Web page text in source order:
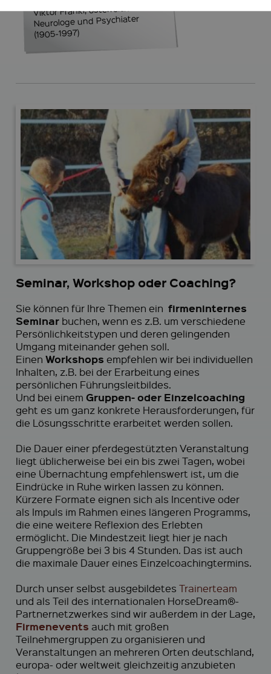
Viktor Frankl, österreichischer
Neurologe und Psychiater
(1905-1997)
Seminar, Workshop oder Coaching?
Sie können für Ihre Themen ein firmeninternes
Seminar buchen, wenn es z.B. um verschiedene
Persönlichkeitstypen und deren gelingenden
Umgang miteinander gehen soll.
Einen Workshops empfehlen wir bei individuellen
Inhalten, z.B. bei der Erarbeitung eines
persönlichen Führungsleitbildes.
Und bei einem Gruppen- oder Einzelcoaching
geht es um ganz konkrete Herausforderungen, für
die Lösungsschritte erarbeitet werden sollen.
Die Dauer einer pferdegestützten Veranstaltung
liegt üblicherweise bei ein bis zwei Tagen, wobei
eine Übernachtung empfehlenswert ist, um die
Eindrücke in Ruhe wirken lassen zu können.
Kürzere Formate eignen sich als Incentive oder
als Impuls im Rahmen eines längeren Programms,
die eine weitere Reflexion des Erlebten
ermöglicht. Die Mindestzeit liegt hier je nach
Gruppengröße bei 3 bis 4 Stunden. Das ist auch
die maximale Dauer eines Einzelcoachingtermins.
Durch unser selbst ausgebildetes Trainerteam
und als Teil des internationalen HorseDream®-
Partnernetzwerkes sind wir außerdem in der Lage,
Firmenevents auch mit großen
Teilnehmergruppen zu organisieren und
Veranstaltungen an mehreren Orten deutschland,
europa- oder weltweit gleichzeitig anzubieten